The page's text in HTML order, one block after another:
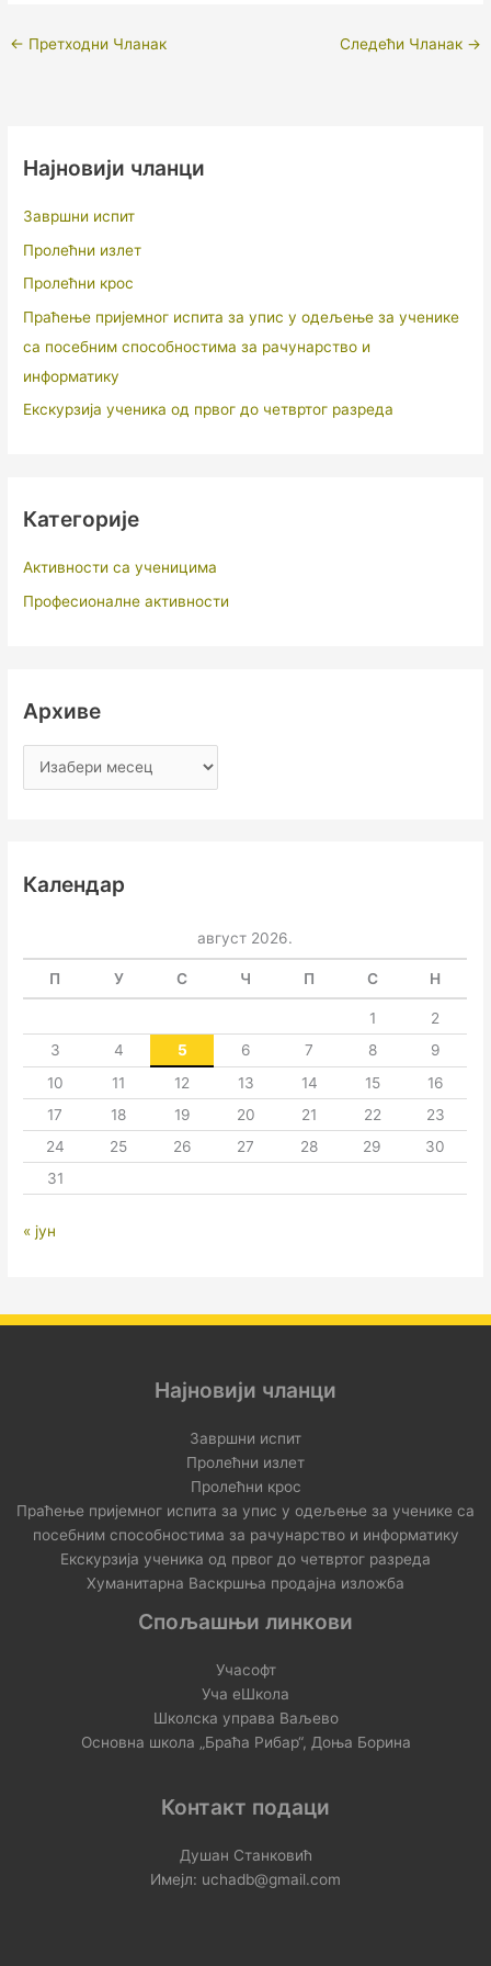
← Претходни Чланак Следећи Чланак →
Најновији чланци
Завршни испит
Пролећни излет
Пролећни крос
Праћење пријемног испита за упис у одељење за ученике
са посебним способностима за рачунарство и
информатику
Екскурзија ученика од првог до четвртог разреда
Категорије
Активности са ученицима
Професионалне активности
Архиве
Календар
август 2026.
П У С Ч П С Н
1
2
3
4 5 6 7 8
9
10
11 12 13 14 15
16
17
18 19 20 21 22
23
24
25 26 27 28 29
30
31
« јун
Најновији чланци
Завршни испит
Пролећни излет
Пролећни крос
Праћење пријемног испита за упис у одељење за ученике са
посебним способностима за рачунарство и информатику
Екскурзија ученика од првог до четвртог разреда
Хуманитарна Васкршња продајна изложба
Спољашњи линкови
Учасофт
Уча еШкола
Школска управа Ваљево
Основна школа „Браћа Рибар“, Доња Борина
Контакт подаци
Душан Станковић
Имејл: uchadb@gmail.com